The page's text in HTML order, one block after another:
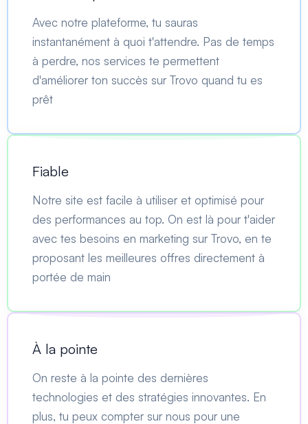
Avec notre plateforme, tu sauras
instantanément à quoi t'attendre. Pas de temps
à perdre, nos services te permettent
d'améliorer ton succès sur Trovo quand tu es
prêt
Fiable
Notre site est facile à utiliser et optimisé pour
des performances au top. On est là pour t'aider
avec tes besoins en marketing sur Trovo, en te
proposant les meilleures offres directement à
portée de main
À la pointe
On reste à la pointe des dernières
technologies et des stratégies innovantes. En
plus, tu peux compter sur nous pour une